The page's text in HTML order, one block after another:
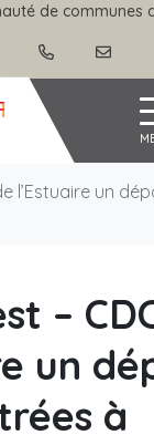
de communes
l’Estuaire un
–
un
à